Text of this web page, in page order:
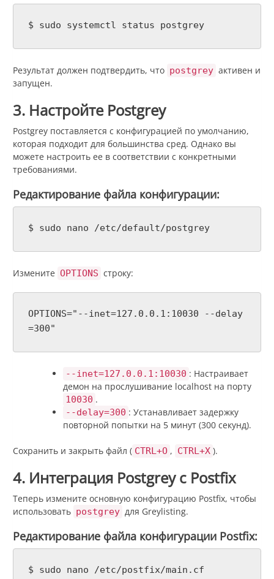
$ sudo systemctl status postgrey
Результат должен подтвердить, что postgrey активен и
запущен.
3. Настройте Postgrey
Postgrey поставляется с конфигурацией по умолчанию,
которая подходит для большинства сред. Однако вы
можете настроить ее в соответствии с конкретными
требованиями.
Редактирование файла конфигурации:
$ sudo nano /etc/default/postgrey
Измените OPTIONS строку:
OPTIONS="--inet=127.0.0.1:10030 --delay
=300"
--inet=127.0.0.1:10030 : Настраивает
демон на прослушивание localhost на порту
10030 .
--delay=300 : Устанавливает задержку
повторной попытки на 5 минут (300 секунд).
Сохранить и закрыть файл ( CTRL+O , CTRL+X ).
4. Интеграция Postgrey с Postfix
Теперь измените основную конфигурацию Postfix, чтобы
использовать postgrey для Greylisting.
Редактирование файла конфигурации Postfix:
$ sudo nano /etc/postfix/main.cf